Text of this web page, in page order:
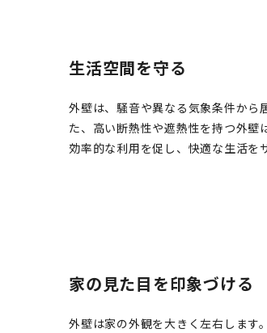
生活空間を守る
外壁は、騒音や異なる気象条件から
た、高い断熱性や遮熱性を持つ外壁
効率的な利用を促し、快適な生活を
家の見た目を印象づける
外壁は家の外観を大きく左右します